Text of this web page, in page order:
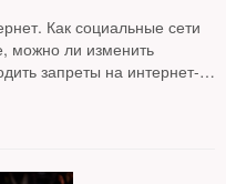
Как социальные сети
можно ли изменить
запреты на интернет-
бизнеса